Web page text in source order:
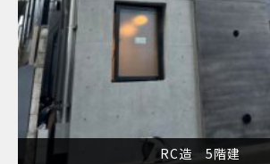
RC造 5階建